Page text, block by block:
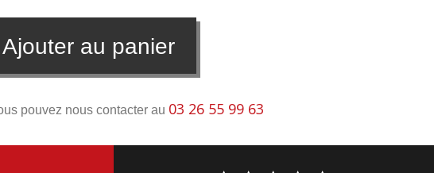
Ajouter au panier
pouvez nous contacter au 03 26 55 99 63